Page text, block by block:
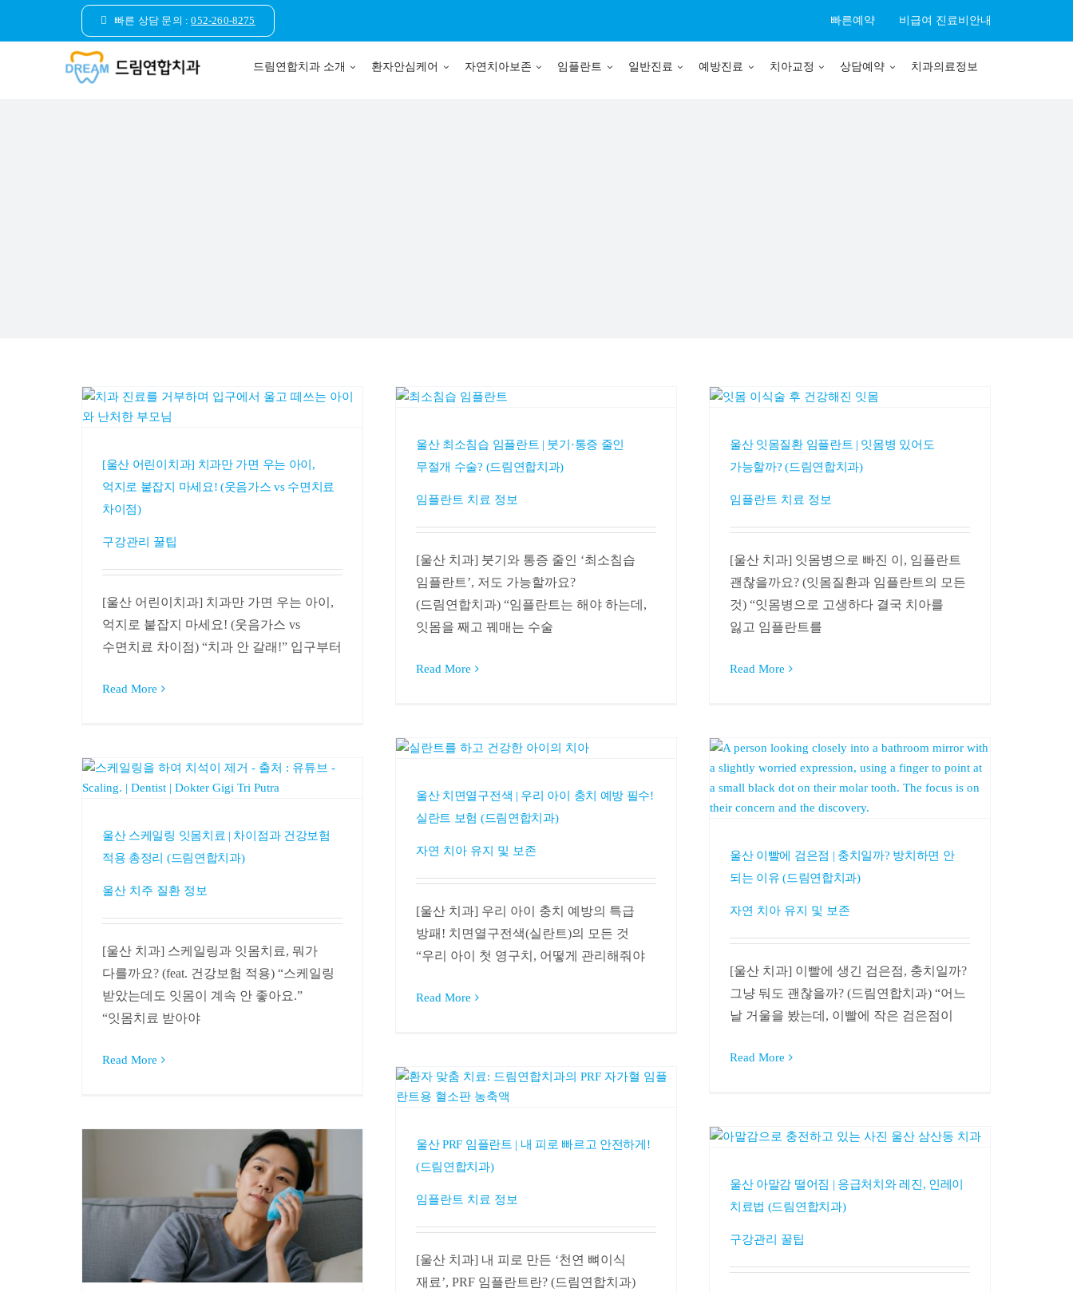
빠른 상담 문의 :052-260-8275 빠른예약 비급여 진료비안내
드림연합치과 소개 환자안심케어 자연치아보존 임플란트 일반진료 예방진료 치아교정 상담예약 치과의료정보
[울산 어린이치과] 치과만 가면 우는 아이,
억지로 붙잡지 마세요! (웃음가스 vs 수면치료
차이점)
구강관리 꿀팁
[울산 어린이치과] 치과만 가면 우는 아이,
억지로 붙잡지 마세요! (웃음가스 vs
수면치료 차이점) “치과 안 갈래!” 입구부터
Read More
울산 최소침습 임플란트 | 붓기·통증 줄인
무절개 수술? (드림연합치과)
임플란트 치료 정보
[울산 치과] 붓기와 통증 줄인 ‘최소침습
임플란트’, 저도 가능할까요?
(드림연합치과) “임플란트는 해야 하는데,
잇몸을 째고 꿰매는 수술
Read More
울산 잇몸질환 임플란트 | 잇몸병 있어도
가능할까? (드림연합치과)
임플란트 치료 정보
[울산 치과] 잇몸병으로 빠진 이, 임플란트
괜찮을까요? (잇몸질환과 임플란트의 모든
것) “잇몸병으로 고생하다 결국 치아를
잃고 임플란트를
Read More
울산 치면열구전색 | 우리 아이 충치 예방 필수!
실란트 보험 (드림연합치과)
자연 치아 유지 및 보존
[울산 치과] 우리 아이 충치 예방의 특급
방패! 치면열구전색(실란트)의 모든 것
“우리 아이 첫 영구치, 어떻게 관리해줘야
Read More
울산 이빨에 검은점 | 충치일까? 방치하면 안
되는 이유 (드림연합치과)
자연 치아 유지 및 보존
[울산 치과] 이빨에 생긴 검은점, 충치일까?
그냥 둬도 괜찮을까? (드림연합치과) “어느
날 거울을 봤는데, 이빨에 작은 검은점이
Read More
울산 스케일링 잇몸치료 | 차이점과 건강보험
적용 총정리 (드림연합치과)
울산 치주 질환 정보
[울산 치과] 스케일링과 잇몸치료, 뭐가
다를까요? (feat. 건강보험 적용) “스케일링
받았는데도 잇몸이 계속 안 좋아요.”
“잇몸치료 받아야
Read More
울산 PRF 임플란트 | 내 피로 빠르고 안전하게!
(드림연합치과)
임플란트 치료 정보
[울산 치과] 내 피로 만든 ‘천연 뼈이식
재료’, PRF 임플란트란? (드림연합치과)
울산 아말감 떨어짐 | 응급처치와 레진, 인레이
치료법 (드림연합치과)
구강관리 꿀팁